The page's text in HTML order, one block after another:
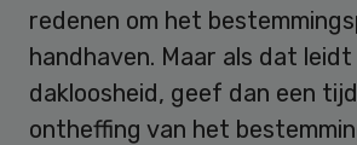
redenen om het
handhaven. Maar als dat
dakloosheid, geef dan een
ontheffing van het